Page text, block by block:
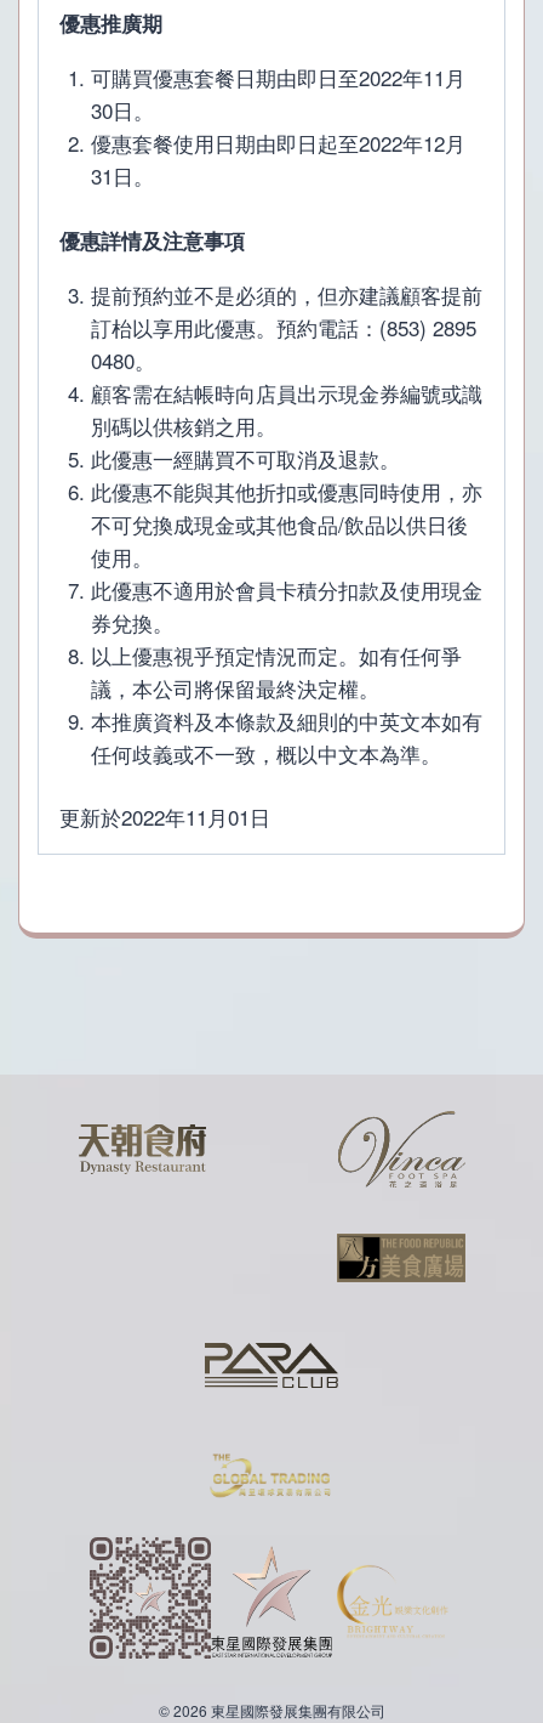
優惠推廣期
可購買優惠套餐日期由即日至2022年11月
30日。
優惠套餐使用日期由即日起至2022年12月
31日。
優惠詳情及注意事項
提前預約並不是必須的，但亦建議顧客提前
訂枱以享用此優惠。預約電話：(853) 2895
0480。
顧客需在結帳時向店員出示現金券編號或識
別碼以供核銷之用。
此優惠一經購買不可取消及退款。
此優惠不能與其他折扣或優惠同時使用，亦
不可兌換成現金或其他食品/飲品以供日後
使用。
此優惠不適用於會員卡積分扣款及使用現金
券兌換。
以上優惠視乎預定情況而定。如有任何爭
議，本公司將保留最終決定權。
本推廣資料及本條款及細則的中英文本如有
任何歧義或不一致，概以中文本為準。
更新於2022年11月01日
© 2026 東星國際發展集團有限公司